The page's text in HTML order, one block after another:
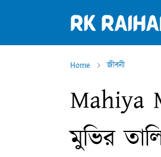
Home জীবনী
Mahiya
মুভির